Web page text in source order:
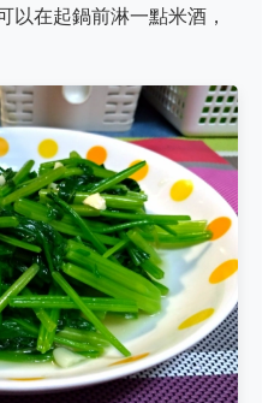
以在起鍋前淋一點米酒，